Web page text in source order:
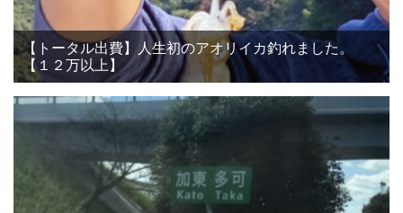
【トータル出費】人生初のアオリイカ釣れました。
【１２万以上】